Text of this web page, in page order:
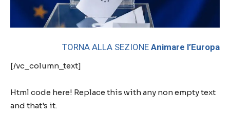
TORNA ALLA SEZIONE Animare l’Europa
[/vc_column_text]
Html code here! Replace this with any non empty text
and that's it.